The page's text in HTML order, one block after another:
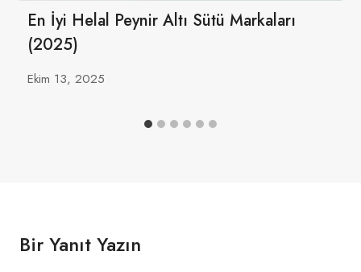
En İyi Helal Peynir Altı Sütü Markaları
(2025)
Ekim 13, 2025
Bir Yanıt Yazın